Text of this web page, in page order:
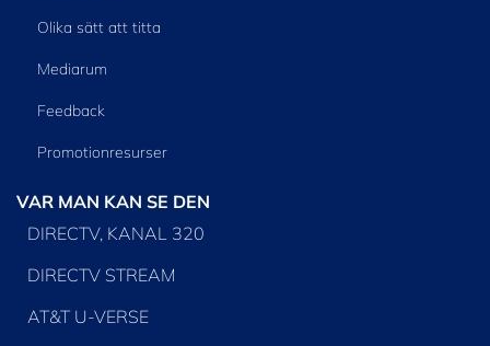
Olika sätt att titta
Mediarum
Feedback
Promotionresurser
VAR MAN KAN SE DEN
DIRECTV, KANAL 320
DIRECTV STREAM
AT&T U-VERSE